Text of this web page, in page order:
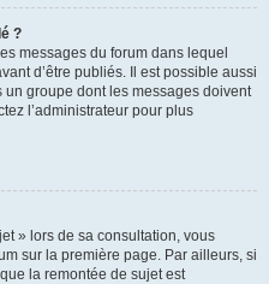
?
messages du forum dans lequel
d’être publiés. Il est possible aussi
un groupe dont les messages doivent
l’administrateur pour plus
» lors de sa consultation, vous
sur la première page. Par ailleurs, si
la remontée de sujet est